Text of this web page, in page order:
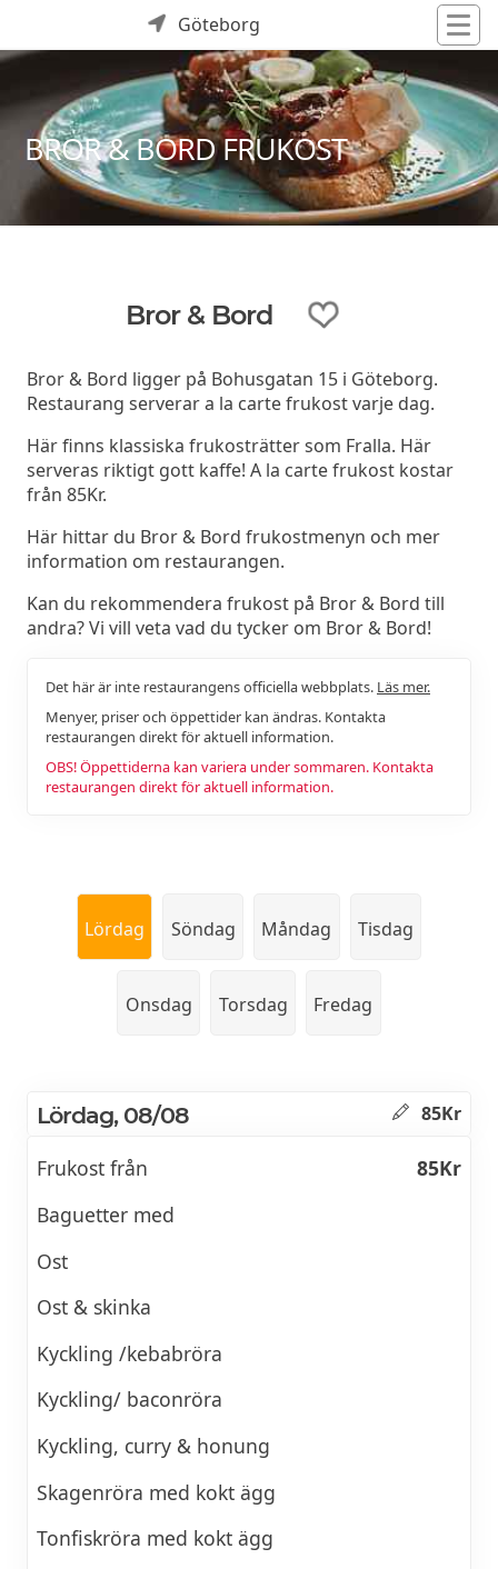
Göteborg
BROR & BORD FRUKOST
Bror & Bord
Bror & Bord ligger på Bohusgatan 15 i Göteborg.
Restaurang serverar a la carte frukost varje dag.
Här finns klassiska frukosträtter som Fralla. Här
serveras riktigt gott kaffe! A la carte frukost kostar
från 85Kr.
Här hittar du Bror & Bord frukostmenyn och mer
information om restaurangen.
Kan du rekommendera frukost på Bror & Bord till
andra? Vi vill veta vad du tycker om Bror & Bord!
Det här är inte restaurangens officiella webbplats. Läs mer.
Menyer, priser och öppettider kan ändras. Kontakta
restaurangen direkt för aktuell information.
OBS! Öppettiderna kan variera under sommaren. Kontakta
restaurangen direkt för aktuell information.
Lördag Söndag Måndag Tisdag
Onsdag Torsdag Fredag
Lördag, 08/08 85Kr
Frukost från
85Kr
Baguetter med
Ost
Ost & skinka
Kyckling /kebabröra
Kyckling/ baconröra
Kyckling, curry & honung
Skagenröra med kokt ägg
Tonfiskröra med kokt ägg